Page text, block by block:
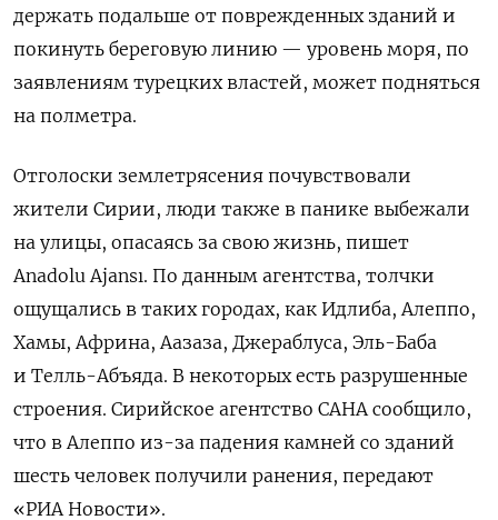
держать подальше от поврежденных зданий и
покинуть береговую линию — уровень моря, по
заявлениям турецких властей, может подняться
на полметра.
Отголоски землетрясения почувствовали
жители Сирии, люди также в панике выбежали
на улицы, опасаясь за свою жизнь, пишет
Anadolu Ajansı. По данным агентства, толчки
ощущались в таких городах, как Идлиба, Алеппо,
Хамы, Африна, Аазаза, Джераблуса, Эль-Баба
и Телль-Абъяда. В некоторых есть разрушенные
строения. Сирийское агентство САНА сообщило,
что в Алеппо из-за падения камней со зданий
шесть человек получили ранения, передают
«РИА Новости».